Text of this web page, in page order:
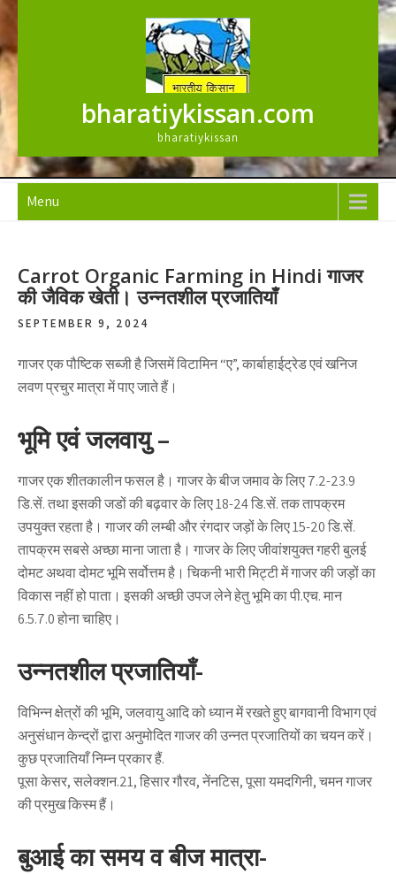
content
bharatiykissan.com
bharatiykissan
Menu
Carrot Organic Farming in Hindi गाजर
की जैविक खेती। उन्नतशील प्रजातियाँ
SEPTEMBER 9, 2024
गाजर एक पौष्टिक सब्जी है जिसमें विटामिन “ए”, कार्बाहाईट्रेड एवं खनिज
लवण प्रचुर मात्रा में पाए जाते हैं।
भूमि एवं जलवायु –
गाजर एक शीतकालीन फसल है। गाजर के बीज जमाव के लिए 7.2-23.9
डि.सें. तथा इसकी जडों की बढ़वार के लिए 18-24 डि.सें. तक तापक्रम
उपयुक्त रहता है। गाजर की लम्बी और रंगदार जड़ों के लिए 15-20 डि.सें.
तापक्रम सबसे अच्छा माना जाता है। गाजर के लिए जीवांशयुक्त गहरी बुलई
दोमट अथवा दोमट भूमि सर्वोत्तम है। चिकनी भारी मिट्टी में गाजर की जड़ों का
विकास नहीं हो पाता। इसकी अच्छी उपज लेने हेतु भूमि का पी.एच. मान
6.5.7.0 होना चाहिए।
उन्नतशील प्रजातियाँ-
विभिन्न क्षेत्रों की भूमि, जलवायु आदि को ध्यान में रखते हुए बागवानी विभाग एवं
अनुसंधान केन्द्रों द्वारा अनुमोदित गाजर की उन्नत प्रजातियों का चयन करें।
कुछ प्रजातियाँ निम्न प्रकार हैं.
पूसा केसर, सलेक्शन.21, हिसार गौरव, नेंनटिस, पूसा यमदगिनी, चमन गाजर
की प्रमुख किस्म हैं।
बुआई का समय व बीज मात्रा-